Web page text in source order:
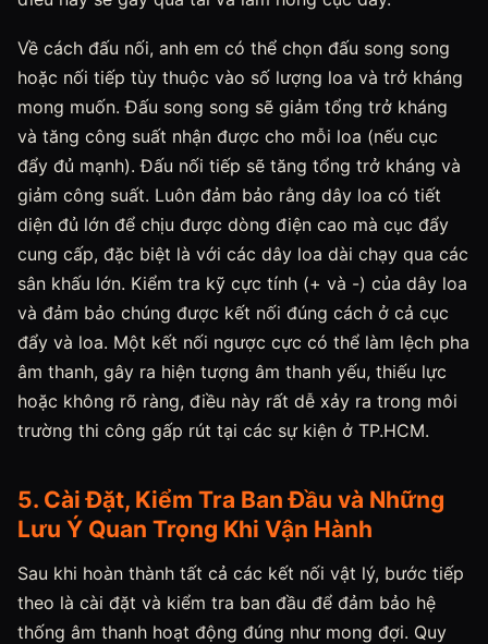
Về cách đấu nối, anh em có thể chọn đấu song song
hoặc nối tiếp tùy thuộc vào số lượng loa và trở kháng
mong muốn. Đấu song song sẽ giảm tổng trở kháng
và tăng công suất nhận được cho mỗi loa (nếu cục
đẩy đủ mạnh). Đấu nối tiếp sẽ tăng tổng trở kháng và
giảm công suất. Luôn đảm bảo rằng dây loa có tiết
diện đủ lớn để chịu được dòng điện cao mà cục đẩy
cung cấp, đặc biệt là với các dây loa dài chạy qua các
sân khấu lớn. Kiểm tra kỹ cực tính (+ và -) của dây loa
và đảm bảo chúng được kết nối đúng cách ở cả cục
đẩy và loa. Một kết nối ngược cực có thể làm lệch pha
âm thanh, gây ra hiện tượng âm thanh yếu, thiếu lực
hoặc không rõ ràng, điều này rất dễ xảy ra trong môi
trường thi công gấp rút tại các sự kiện ở TP.HCM.
5. Cài Đặt, Kiểm Tra Ban Đầu và Những
Lưu Ý Quan Trọng Khi Vận Hành
Sau khi hoàn thành tất cả các kết nối vật lý, bước tiếp
theo là cài đặt và kiểm tra ban đầu để đảm bảo hệ
thống âm thanh hoạt động đúng như mong đợi. Quy